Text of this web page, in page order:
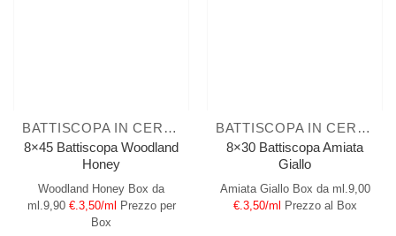
BATTISCOPA IN CERAMICA
8×45 Battiscopa Woodland
Honey
Woodland Honey Box da
ml.9,90 €.3,50/ml
Prezzo per
Box
BATTISCOPA IN CERAMICA
8×30 Battiscopa Amiata
Giallo
Amiata Giallo Box da ml.9,00
€.3,50/ml
Prezzo al Box